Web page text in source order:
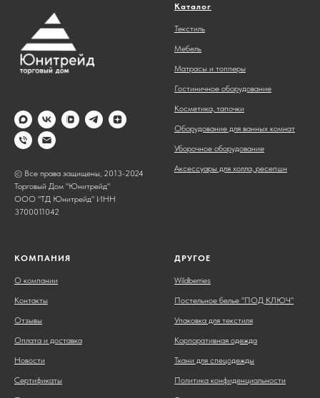
© Все права защищены, 2013-2024
Торговый Дом "Юнитрейд"
ООО "ТД Юнитрейд" ИНН
3700011042
Каталог
Текстиль
Мебель
Матрасы и топперы
Гостиничное оборудование
Косметика, тапочки
Оборудование для ванных комнат
Уборочное оборудование
Аксессуары для холла, ресепшн
КОМПАНИЯ
О компании
Контакты
Отзывы
Оплата и доставка
Новости
Сертификаты
ДРУГОЕ
Wildberries
Постельное белье "ПОД КЛЮЧ"
Упаковка для текстиля
Корпоративная одежда
Ткани для спецодежды
Политика конфиденциальности